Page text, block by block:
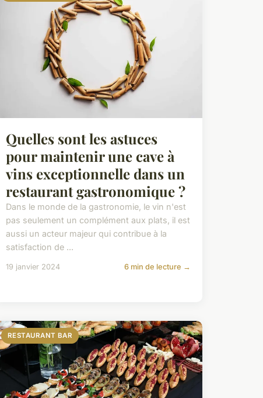
Quelles sont les astuces
pour maintenir une cave à
vins exceptionnelle dans un
restaurant gastronomique ?
Dans le monde de la gastronomie, le vin n'est
pas seulement un complément aux plats, il est
aussi un acteur majeur qui contribue à la
satisfaction de ...
19 janvier 2024 6 min de lecture →
RESTAURANT BAR